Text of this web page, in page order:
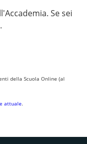
Se sei
della Scuola Online (al
attuale.